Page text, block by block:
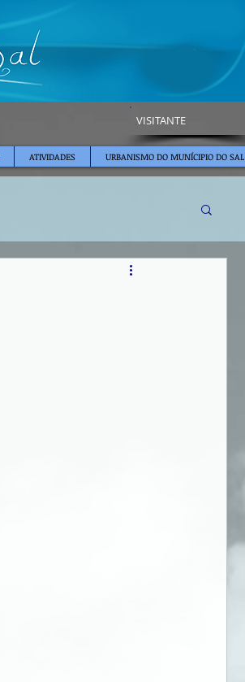
VISITANTE
ATIVIDADES URBANISMO DO MUNÍCIPIO DO SAL